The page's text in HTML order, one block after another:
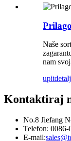
Naše
nam
upitdetalj
Kontaktiraj
No.8 Jiefang
Telefon: 0086-
E-mail: